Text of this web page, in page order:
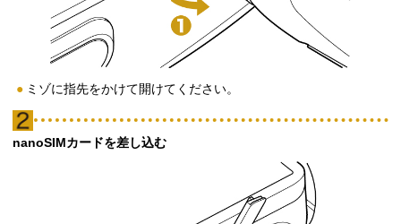
ミゾに指先をかけて開けてください。
nanoSIMカードを差し込む